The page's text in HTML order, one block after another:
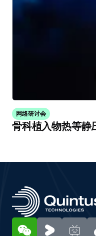
网络研讨会
骨科植入物热等静